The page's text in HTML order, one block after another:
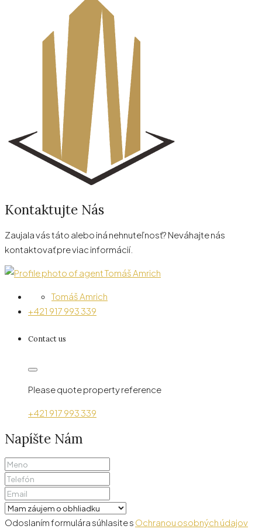
Kontaktujte Nás
Zaujala vás táto alebo iná nehnuteľnosť? Neváhajte nás
kontaktovať pre viac informácií.
Tomáš Amrich
+421 917 993 339
Contact us
Please quote property reference
+421 917 993 339
Napíšte Nám
Odoslaním formulára súhlasite s Ochranou osobných údajov